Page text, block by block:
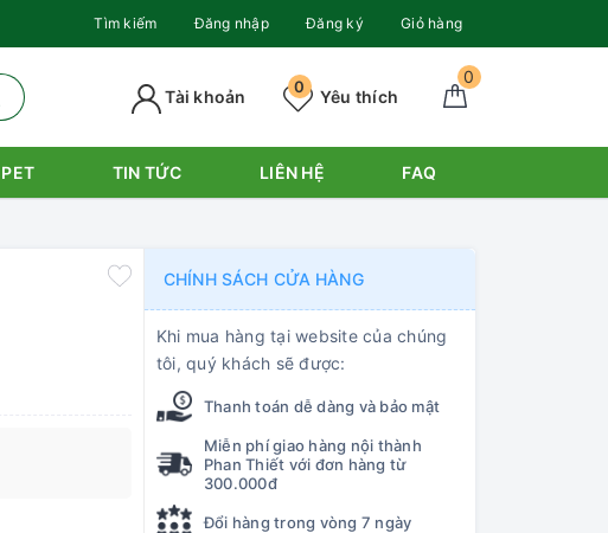
Tìm kiếm Đăng nhập Đăng ký Giỏ hàng
0
Yêu thích
0
Tài khoản
TIN TỨC LIÊN HỆ FAQ
CHÍNH SÁCH CỬA HÀNG
Khi mua hàng tại website của chúng
tôi, quý khách sẽ được:
Thanh toán dễ dàng và bảo mật
Miễn phí giao hàng nội thành
Phan Thiết với đơn hàng từ
300.000đ
Đổi hàng trong vòng 7 ngày